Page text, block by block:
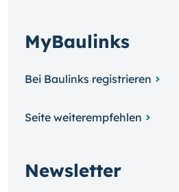
MyBaulinks
Bei Baulinks registrieren
Seite weiterempfehlen
Newsletter